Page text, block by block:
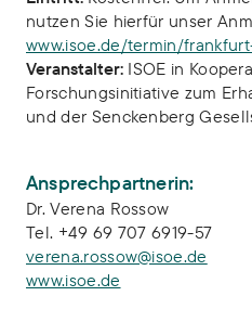
nutzen Sie hierfür unser
www.isoe.de/termin/
Veranstalter: ISOE in
Forschungsinitiative zum
und der Senckenberg
Ansprechpartnerin:
Dr. Verena Rossow
Tel. +49 69 707 6919-57
verena.rossow@isoe.de
www.isoe.de